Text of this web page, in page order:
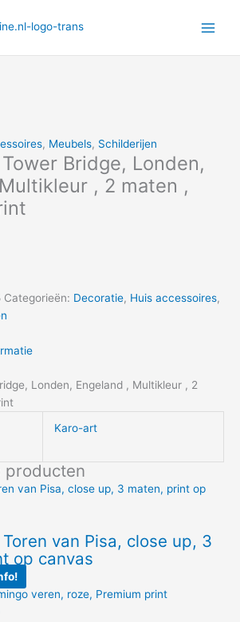
, Meubels, Schilderijen
Bridge, Londen,
, 2 maten ,
Categorieën: Decoratie, Huis accessoires,
Londen, Engeland , Multikleur , 2
Karo-art
producten
van Pisa, close up, 3
op canvas